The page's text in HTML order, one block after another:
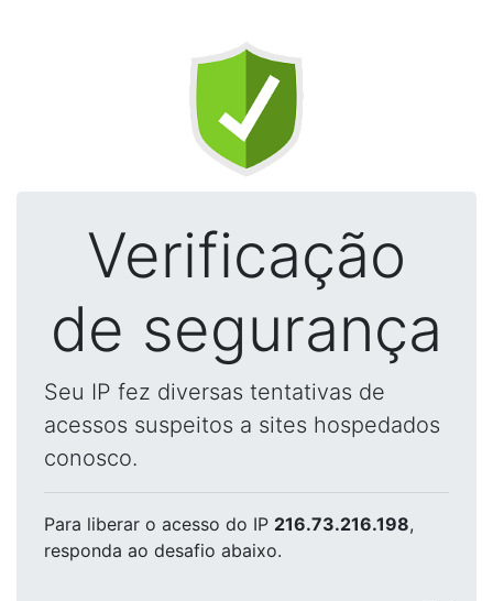
Verificação
de segurança
Seu IP fez diversas tentativas de
acessos suspeitos a sites hospedados
conosco.
Para liberar o acesso do IP 216.73.216.198,
responda ao desafio abaixo.